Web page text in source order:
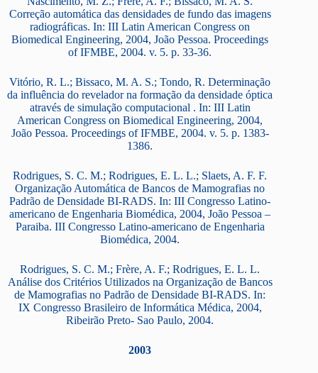
Correção automática das densidades de fundo das imagens
radiográficas. In: III Latin American Congress on
Biomedical Engineering, 2004, João Pessoa. Proceedings
of IFMBE, 2004. v. 5. p. 33-36.
Vitório, R. L.; Bissaco, M. A. S.; Tondo, R. Determinação
da influência do revelador na formação da densidade óptica
através de simulação computacional . In: III Latin
American Congress on Biomedical Engineering, 2004,
João Pessoa. Proceedings of IFMBE, 2004. v. 5. p. 1383-
1386.
Rodrigues, S. C. M.; Rodrigues, E. L. L.; Slaets, A. F. F.
Organização Automática de Bancos de Mamografias no
Padrão de Densidade BI-RADS. In: III Congresso Latino-
americano de Engenharia Biomédica, 2004, João Pessoa –
Paraiba. III Congresso Latino-americano de Engenharia
Biomédica, 2004.
Rodrigues, S. C. M.; Frère, A. F.; Rodrigues, E. L. L.
Análise dos Critérios Utilizados na Organização de Bancos
de Mamografias no Padrão de Densidade BI-RADS. In:
IX Congresso Brasileiro de Informática Médica, 2004,
Ribeirão Preto- Sao Paulo, 2004.
2003